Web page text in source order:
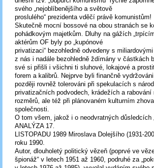
svého „nejoblíbenějšího a světově
proslulého“ prezidenta vděčí právě komunistům!
Skutečně mocní bossové na obou stranách se
pohádkovým majetkům. Dluhy na gážích
aktérům OF byly po „kupónové
privatizaci“ bezohledně odvedeny s
z nás i nadále bezohledně ždímány v částkách
své si přišli i všichni ti sluhové, lokajové a
forem a kalibrů. Nejprve byli finančně
později rovněž tolerováni při spekulacích s
privatizačních podvodech, krádežích a rabování
rozměrů, ale též při plánovaném kulturním
společnosti.
O tom všem, jakož i o neodvratných důsledcích
ANALÝZA 17.
LISTOPADU 1989 Miroslava Dolejšího (1931-
roku 1990.
Autor, dlouholetý politický vězeň (poprvé ve
špionáž“ v letech 1951 až 1960, podruhé za